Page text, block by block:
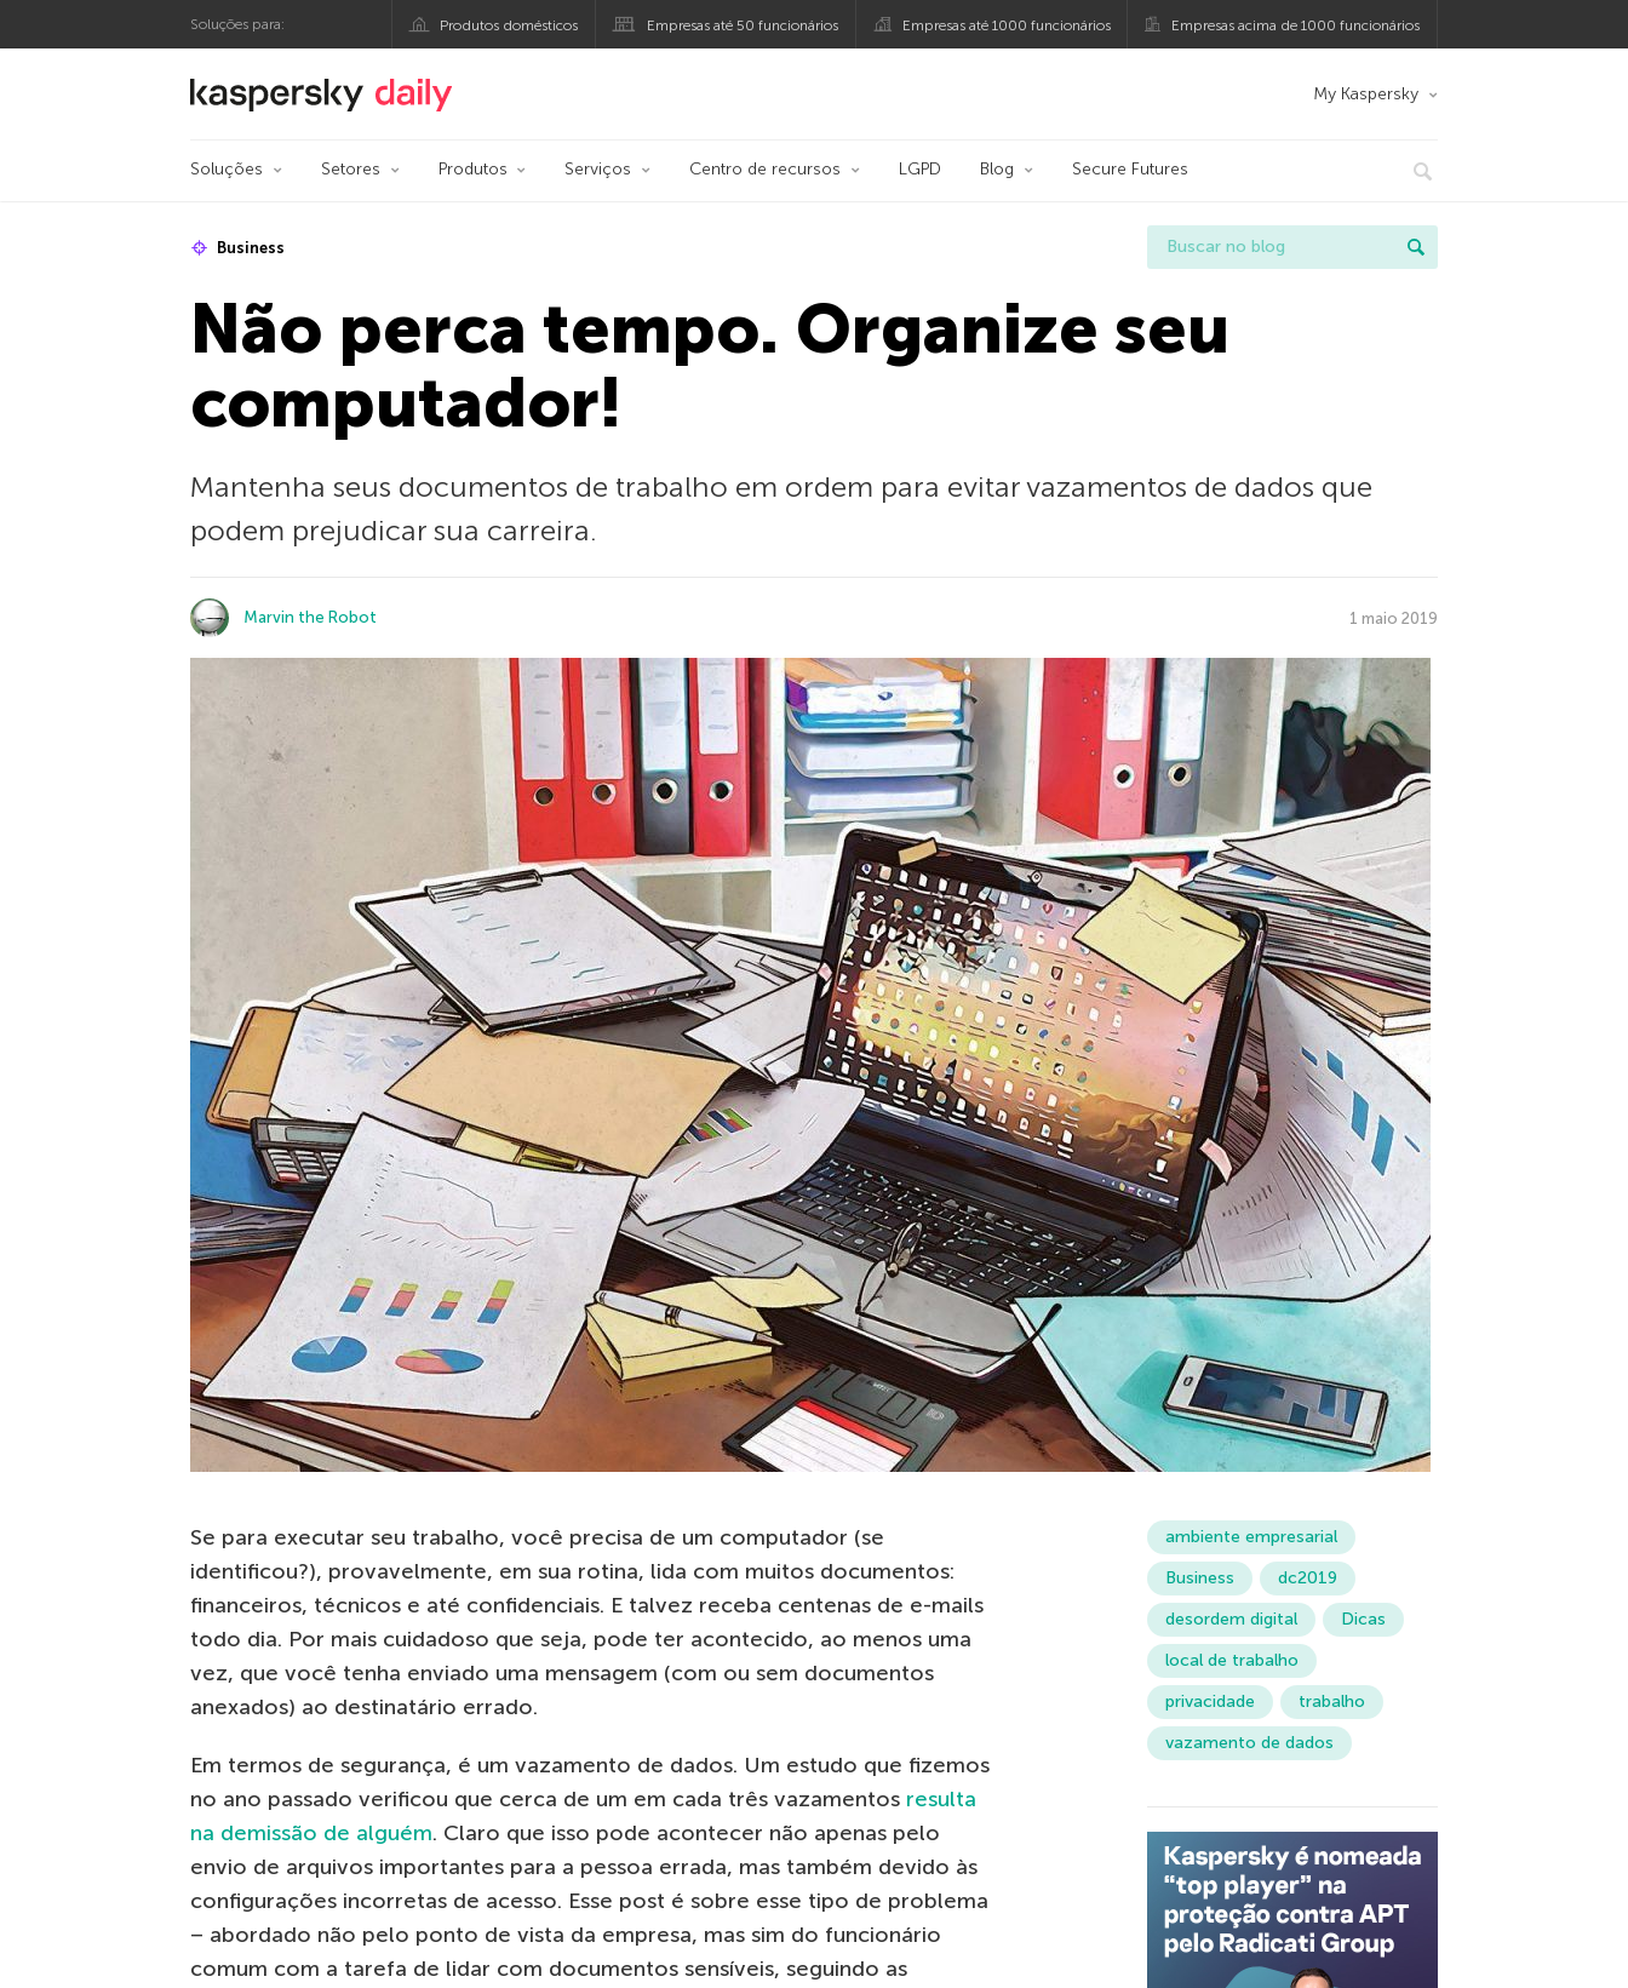
Soluções para: Produtos domésticos Empresas até 50 funcionários Empresas até 1000 funcionários Empresas acima de 1000 funcionários
Blog oficial da Kaspersky My Kaspersky
Soluções Setores Produtos Serviços Centro de recursos LGPD Blog Secure Futures
Business
Não perca tempo. Organize seu
computador!
Mantenha seus documentos de trabalho em ordem para evitar vazamentos de dados que
podem prejudicar sua carreira.
Marvin the Robot 1 maio 2019
Se para executar seu trabalho, você precisa de um computador (se
identificou?), provavelmente, em sua rotina, lida com muitos documentos:
financeiros, técnicos e até confidenciais. E talvez receba centenas de e-mails
todo dia. Por mais cuidadoso que seja, pode ter acontecido, ao menos uma
vez, que você tenha enviado uma mensagem (com ou sem documentos
anexados) ao destinatário errado.
Em termos de segurança, é um vazamento de dados. Um estudo que fizemos
no ano passado verificou que cerca de um em cada três vazamentos resulta
na demissão de alguém. Claro que isso pode acontecer não apenas pelo
envio de arquivos importantes para a pessoa errada, mas também devido às
configurações incorretas de acesso. Esse post é sobre esse tipo de problema
– abordado não pelo ponto de vista da empresa, mas sim do funcionário
comum com a tarefa de lidar com documentos sensíveis, seguindo as
ambiente empresarial
Business
dc2019
desordem digital
Dicas
local de trabalho
privacidade
trabalho
vazamento de dados